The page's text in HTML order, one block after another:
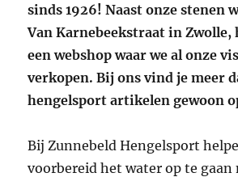
sinds 1926! Naast onze stenen
Van Karnebeekstraat in Zwolle,
een webshop waar we al onze
verkopen. Bij ons vind je meer
hengelsport artikelen gewoon
Bij Zunnebeld Hengelsport
voorbereid het water op te gaan